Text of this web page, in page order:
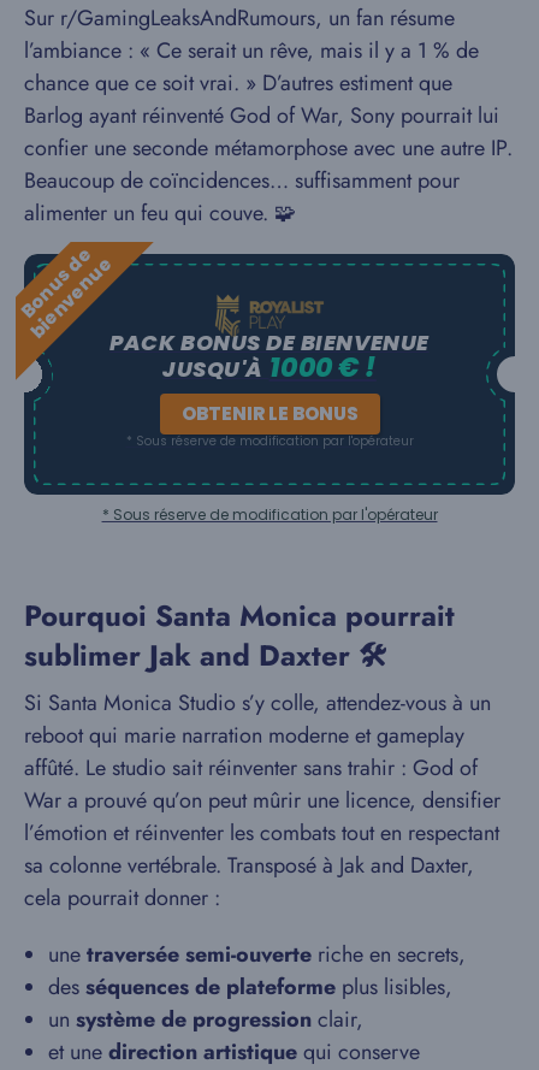
Sur r/GamingLeaksAndRumours, un fan résume
l’ambiance : « Ce serait un rêve, mais il y a 1 % de
chance que ce soit vrai. » D’autres estiment que
Barlog ayant réinventé God of War, Sony pourrait lui
confier une seconde métamorphose avec une autre IP.
Beaucoup de coïncidences… suffisamment pour
alimenter un feu qui couve. 🧩
B
o
n
u
s
d
e
b
i
e
n
v
e
n
u
ePACK BONUS DE BIENVENUE
JUSQU'À 1000 € !
OBTENIR LE BONUS
* Sous réserve de modification par l'opérateur
* Sous réserve de modification par l'opérateur
Pourquoi Santa Monica pourrait
sublimer Jak and Daxter 🛠️
Si Santa Monica Studio s’y colle, attendez-vous à un
reboot qui marie narration moderne et gameplay
affûté. Le studio sait réinventer sans trahir : God of
War a prouvé qu’on peut mûrir une licence, densifier
l’émotion et réinventer les combats tout en respectant
sa colonne vertébrale. Transposé à Jak and Daxter,
cela pourrait donner :
unetraversée semi-ouverte riche en secrets,
desséquences de plateforme plus lisibles,
un système de progressionclair,
et unedirection artistiquequi conserve